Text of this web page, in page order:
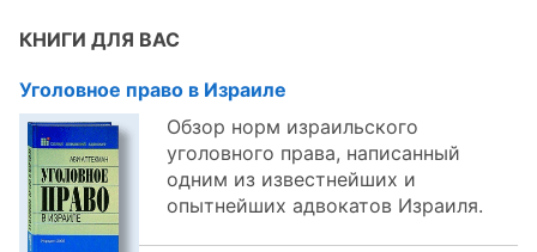
КНИГИ ДЛЯ ВАС
Уголовное право в Израиле
Обзор норм израильского
уголовного права, написанный
одним из известнейших и
опытнейших адвокатов Израиля.